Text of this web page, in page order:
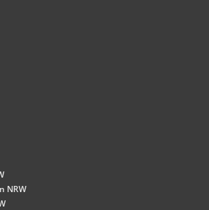
NRW